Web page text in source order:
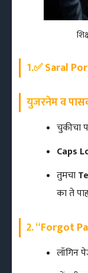
1.✅ Saral
युजरनेम व
चुकीचा
Caps
तुमचा
का ते
2. “Forgot
लॉगिन